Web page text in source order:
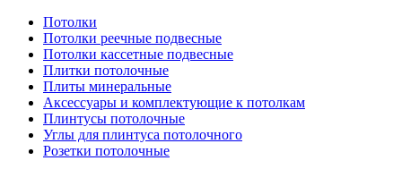
Потолки
Потолки реечные подвесные
Потолки кассетные подвесные
Плитки потолочные
Плиты минеральные
Аксессуары и комплектующие к потолкам
Плинтусы потолочные
Углы для плинтуса потолочного
Розетки потолочные